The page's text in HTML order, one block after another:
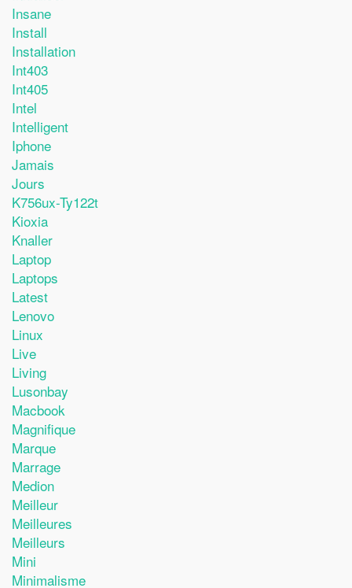
Insane
Install
Installation
Int403
Int405
Intel
Intelligent
Iphone
Jamais
Jours
K756ux-Ty122t
Kioxia
Knaller
Laptop
Laptops
Latest
Lenovo
Linux
Live
Living
Lusonbay
Macbook
Magnifique
Marque
Marrage
Medion
Meilleur
Meilleures
Meilleurs
Mini
Minimalisme